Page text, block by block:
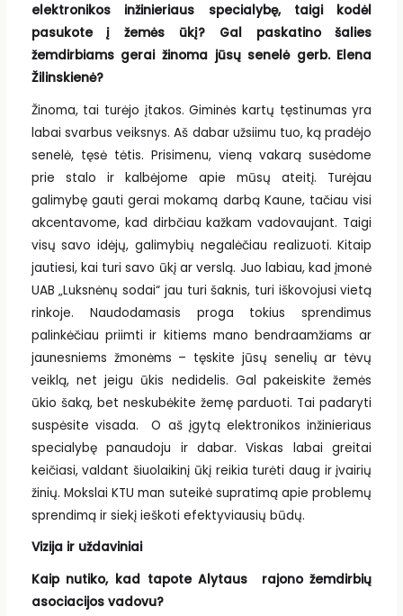
elektronikos inžinieriaus specialybę, taigi kodėl
pasukote į žemės ūkį? Gal paskatino šalies
žemdirbiams gerai žinoma jūsų senelė gerb. Elena
Žilinskienė?
Žinoma, tai turėjo įtakos. Giminės kartų tęstinumas yra
labai svarbus veiksnys. Aš dabar užsiimu tuo, ką pradėjo
senelė, tęsė tėtis. Prisimenu, vieną vakarą susėdome
prie stalo ir kalbėjome apie mūsų ateitį. Turėjau
galimybę gauti gerai mokamą darbą Kaune, tačiau visi
akcentavome, kad dirbčiau kažkam vadovaujant. Taigi
visų savo idėjų, galimybių negalėčiau realizuoti. Kitaip
jautiesi, kai turi savo ūkį ar verslą. Juo labiau, kad įmonė
UAB „Luksnėnų sodai“ jau turi šaknis, turi iškovojusi vietą
rinkoje. Naudodamasis proga tokius sprendimus
palinkėčiau priimti ir kitiems mano bendraamžiams ar
jaunesniems žmonėms – tęskite jūsų senelių ar tėvų
veiklą, net jeigu ūkis nedidelis. Gal pakeiskite žemės
ūkio šaką, bet neskubėkite žemę parduoti. Tai padaryti
suspėsite visada. O aš įgytą elektronikos inžinieriaus
specialybę panaudoju ir dabar. Viskas labai greitai
keičiasi, valdant šiuolaikinį ūkį reikia turėti daug ir įvairių
žinių. Mokslai KTU man suteikė supratimą apie problemų
sprendimą ir siekį ieškoti efektyviausių būdų.
Vizija ir uždaviniai
Kaip nutiko, kad tapote Alytaus rajono žemdirbių
asociacijos vadovu?